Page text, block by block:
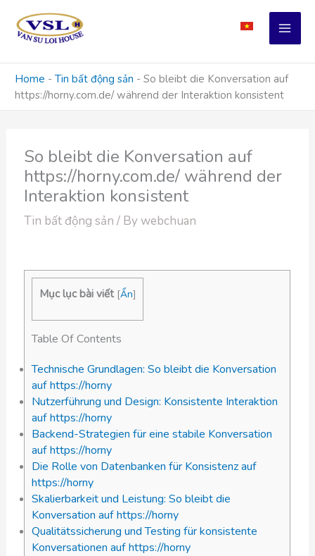
content
Home - Tin bất động sản - So bleibt die Konversation auf
https://horny.com.de/ während der Interaktion konsistent
So bleibt die Konversation auf
https://horny.com.de/ während der
Interaktion konsistent
Tin bất động sản / By webchuan
Mục lục bài viết [Ẩn]
Table Of Contents
Technische Grundlagen: So bleibt die Konversation
auf https://horny
Nutzerführung und Design: Konsistente Interaktion
auf https://horny
Backend-Strategien für eine stabile Konversation
auf https://horny
Die Rolle von Datenbanken für Konsistenz auf
https://horny
Skalierbarkeit und Leistung: So bleibt die
Konversation auf https://horny
Qualitätssicherung und Testing für konsistente
Konversationen auf https://horny